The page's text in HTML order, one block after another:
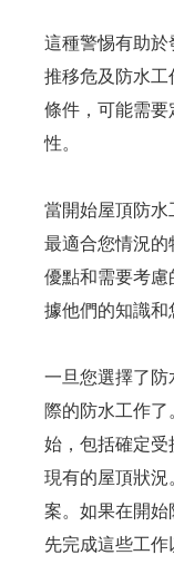
這種警惕有助
推移危及防水
條件，可能需
性。
當開始屋頂防
最適合您情況
優點和需要考
據他們的知識和
一旦您選擇了
際的防水工作
始，包括確定
現有的屋頂狀況
案。如果在開
先完成這些工